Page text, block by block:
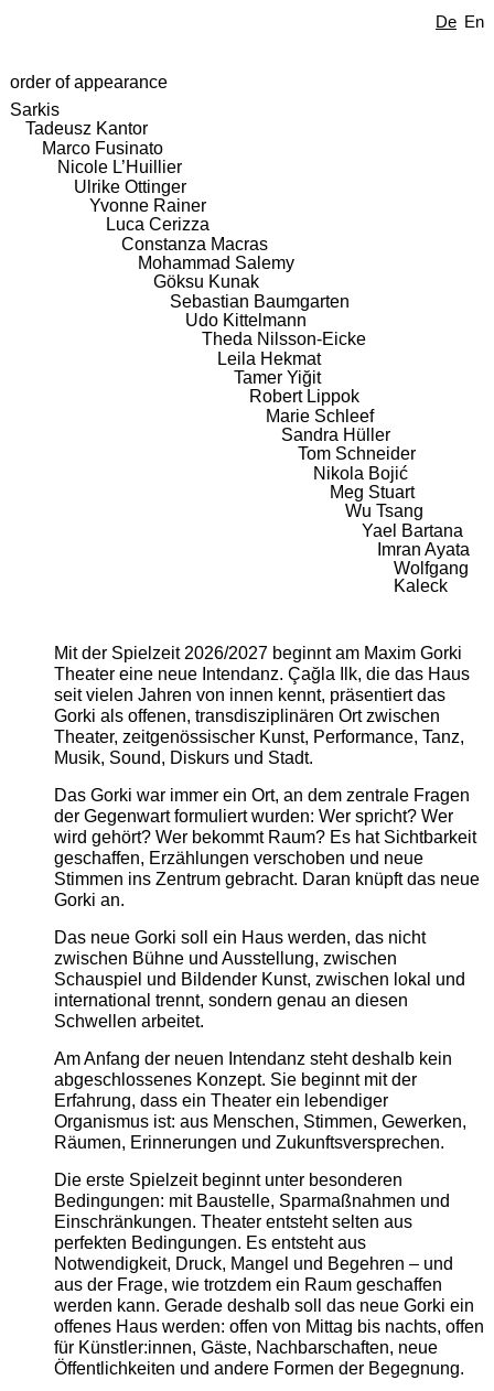
De En
order of appearance
Sarkis
Tadeusz Kantor
Marco Fusinato
Nicole L’Huillier
Ulrike Ottinger
Yvonne Rainer
Luca Cerizza
Constanza Macras
Mohammad Salemy
Göksu Kunak
Sebastian Baumgarten
Udo Kittelmann
Theda Nilsson-Eicke
Leila Hekmat
Tamer Yiğit
Robert Lippok
Marie Schleef
Sandra Hüller
Tom Schneider
Nikola Bojić
Meg Stuart
Wu Tsang
Yael Bartana
Imran Ayata
Wolfgang
Kaleck
Mit der Spielzeit 2026/2027 beginnt am Maxim Gorki
Theater eine neue Intendanz. Çağla Ilk, die das Haus
seit vielen Jahren von innen kennt, präsentiert das
Gorki als offenen, transdisziplinären Ort zwischen
Theater, zeitgenössischer Kunst, Performance, Tanz,
Musik, Sound, Diskurs und Stadt.
Das Gorki war immer ein Ort, an dem zentrale Fragen
der Gegenwart formuliert wurden: Wer spricht? Wer
wird gehört? Wer bekommt Raum? Es hat Sichtbarkeit
geschaffen, Erzählungen verschoben und neue
Stimmen ins Zentrum gebracht. Daran knüpft das neue
Gorki an.
Das neue Gorki soll ein Haus werden, das nicht
zwischen Bühne und Ausstellung, zwischen
Schauspiel und Bildender Kunst, zwischen lokal und
international trennt, sondern genau an diesen
Schwellen arbeitet.
Am Anfang der neuen Intendanz steht deshalb kein
abgeschlossenes Konzept. Sie beginnt mit der
Erfahrung, dass ein Theater ein lebendiger
Organismus ist: aus Menschen, Stimmen, Gewerken,
Räumen, Erinnerungen und Zukunftsversprechen.
Die erste Spielzeit beginnt unter besonderen
Bedingungen: mit Baustelle, Sparmaßnahmen und
Einschränkungen. Theater entsteht selten aus
perfekten Bedingungen. Es entsteht aus
Notwendigkeit, Druck, Mangel und Begehren – und
aus der Frage, wie trotzdem ein Raum geschaffen
werden kann. Gerade deshalb soll das neue Gorki ein
offenes Haus werden: offen von Mittag bis nachts, offen
für Künstler:innen, Gäste, Nachbarschaften, neue
Öffentlichkeiten und andere Formen der Begegnung.